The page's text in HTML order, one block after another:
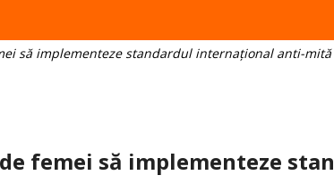
să implementeze standardul internațional anti-mită
femei să implementeze